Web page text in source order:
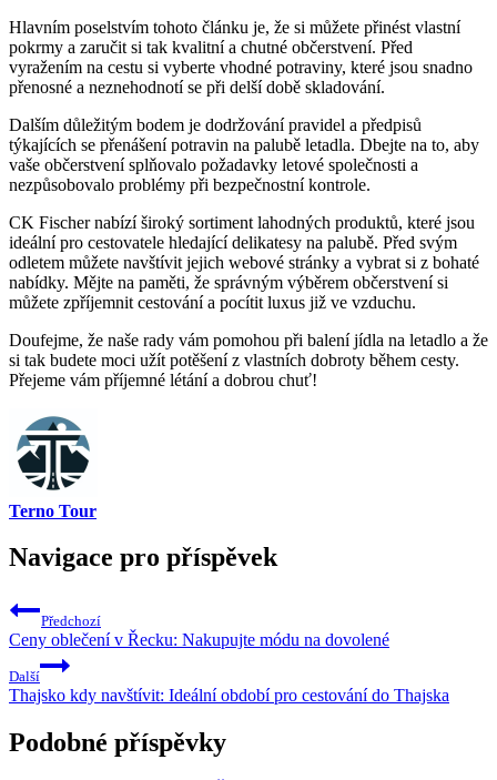
Hlavním poselstvím tohoto článku je, že si můžete přinést vlastní
pokrmy a zaručit si tak kvalitní a chutné občerstvení. Před
vyražením na cestu si vyberte vhodné potraviny, které jsou snadno
přenosné a neznehodnotí se při delší době skladování.
Dalším důležitým bodem je dodržování pravidel a předpisů
týkajících se přenášení potravin na palubě letadla. Dbejte na to, aby
vaše občerstvení splňovalo požadavky letové společnosti a
nezpůsobovalo problémy při bezpečnostní kontrole.
CK Fischer nabízí široký sortiment lahodných produktů, které jsou
ideální pro cestovatele hledající delikatesy na palubě. Před svým
odletem můžete navštívit jejich webové stránky a vybrat si z bohaté
nabídky. Mějte na paměti, že správným výběrem občerstvení si
můžete zpříjemnit cestování a pocítit luxus již ve vzduchu.
Doufejme, že naše rady vám pomohou při balení jídla na letadlo a že
si tak budete moci užít potěšení z vlastních dobroty během cesty.
Přejeme vám příjemné létání a dobrou chuť!
Terno Tour
Navigace pro příspěvek
Předchozí
Ceny oblečení v Řecku: Nakupujte módu na dovolené
Další
Thajsko kdy navštívit: Ideální období pro cestování do Thajska
Podobné příspěvky